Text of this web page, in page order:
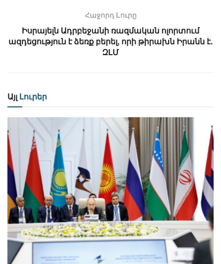
Հաջորդ Lուրը
Իսրայելն Ադրբեջանի ռազմական ոլորտում
ազդեցություն է ձեռք բերել, որի թիրախն Իրանն է.
ԶԼՄ
Այլ Լուրեր